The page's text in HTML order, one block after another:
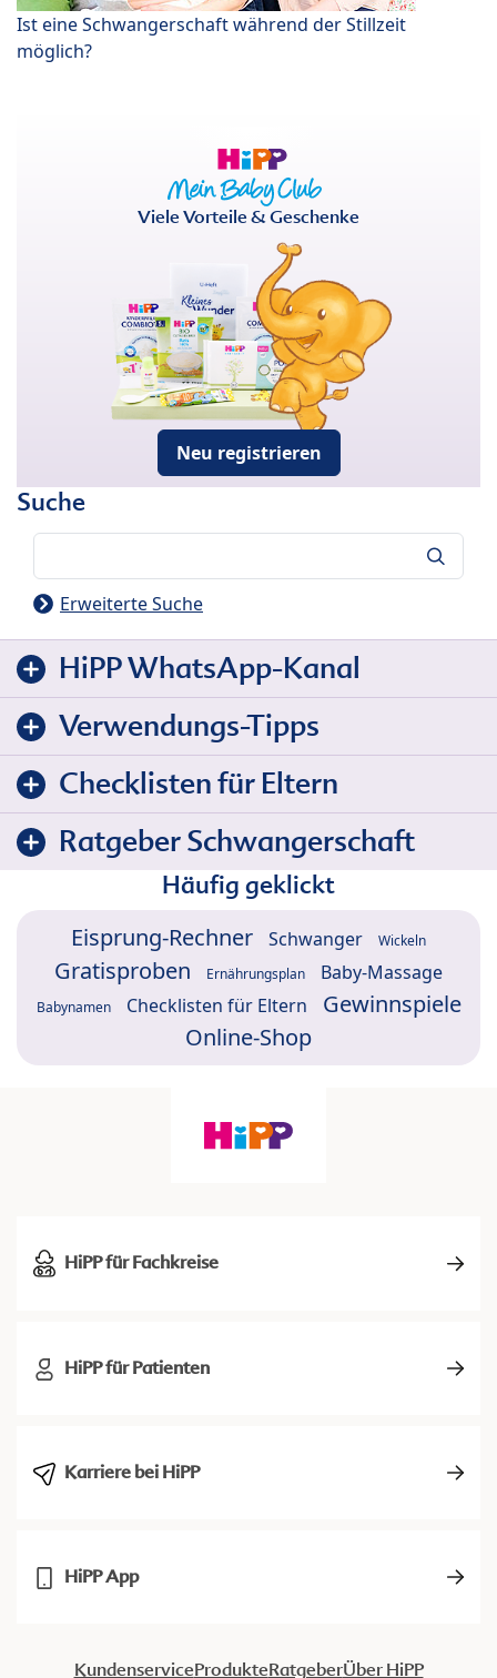
Ist eine Schwangerschaft während der Stillzeit
möglich?
Viele Vorteile & Geschenke
Neu registrieren
Suche
Erweiterte Suche
HiPP WhatsApp-Kanal
Verwendungs-Tipps
Checklisten für Eltern
Ratgeber Schwangerschaft
Häufig geklickt
Eisprung-Rechner Schwanger Wickeln
Gratisproben Ernährungsplan Baby-Massage
Babynamen Checklisten für Eltern
Gewinnspiele
Online-Shop
HiPP für Fachkreise
HiPP für Patienten
Karriere bei HiPP
HiPP App
KundenserviceProdukteRatgeberÜber HiPP